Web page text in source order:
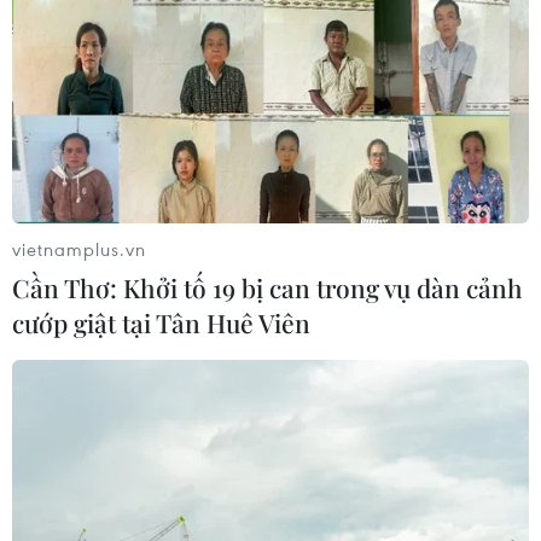
Trải nghiệm hạng ghế tương
đương Thương gia của Vietnam Airlines
Từ ngày 1/7 vừa qua, Vietnam Airlines chính thức ra mắt
hạng Phổ thông Đặc biệt với tiêu chuẩn dịch vụ gần như
vietnamplus.vn
Cần Thơ: Khởi tố 19 bị can trong vụ dàn cảnh
cướp giật tại Tân Huê Viên